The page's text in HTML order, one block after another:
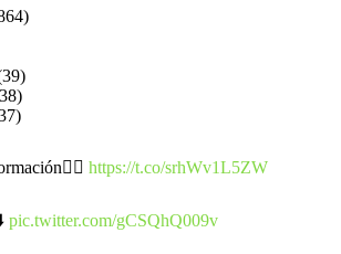
https://t.co/srhWv1L5ZW
pic.twitter.com/gCSQhQ009v